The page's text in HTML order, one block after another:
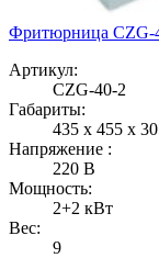
Фритюрница CZG-
Артикул:
CZG-40-2
Габариты:
435 x 455 x
Напряжение :
220 В
Мощность:
2+2 кВт
Вес:
9